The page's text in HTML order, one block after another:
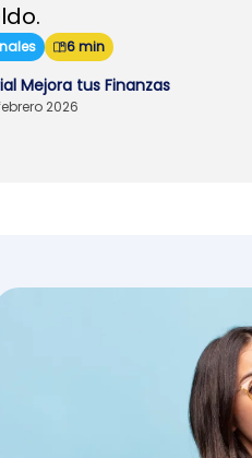
6 min
Mejora tus Finanzas
2026